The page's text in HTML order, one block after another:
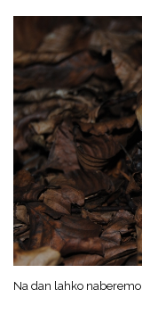
Na dan lahko